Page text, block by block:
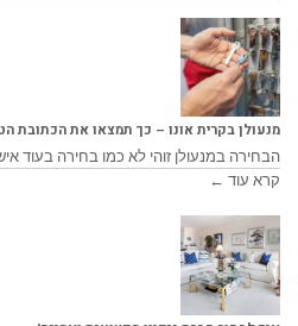
מנעולן בקרית אונו – כך תמצאו את הכתובת
הבחירה במנעולן זוהי לא כמו בחירה בעוד
קרא עוד ←